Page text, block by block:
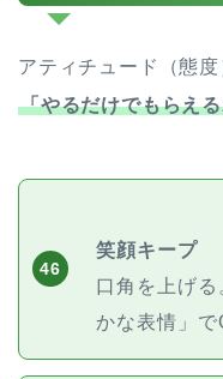
アティチュード（態度
「やるだけでもらえ
46
笑顔キープ
口角を上げ
かな表情」で
原